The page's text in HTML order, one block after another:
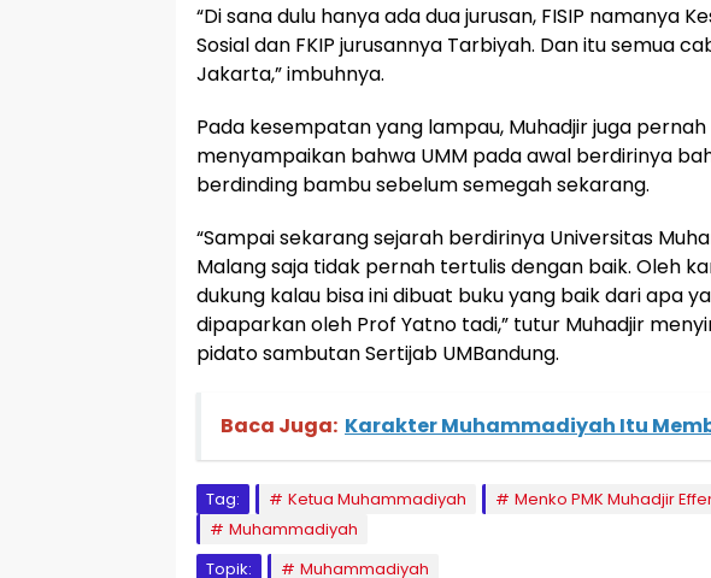
“Di sana dulu hanya ada dua jurusan, FISIP namanya
Sosial dan FKIP jurusannya Tarbiyah. Dan itu semua
Jakarta,” imbuhnya.
Pada kesempatan yang lampau, Muhadjir juga pernah
menyampaikan bahwa UMM pada awal berdirinya
berdinding bambu sebelum semegah sekarang.
“Sampai sekarang sejarah berdirinya Universitas
Malang saja tidak pernah tertulis dengan baik. Oleh
dukung kalau bisa ini dibuat buku yang baik dari apa
dipaparkan oleh Prof Yatno tadi,” tutur Muhadjir
pidato sambutan Sertijab UMBandung.
Baca Juga: Karakter Muhammadiyah Itu
Tag: Ketua Muhammadiyah
Menko PMK Muhadjir
Muhammadiyah
Topik:
Muhammadiyah